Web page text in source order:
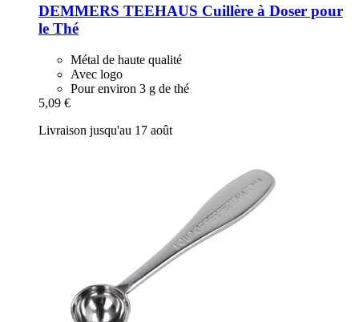
DEMMERS TEEHAUS Cuillère à Doser pour
le Thé
Métal de haute qualité
Avec logo
Pour environ 3 g de thé
5,09 €
Livraison jusqu'au 17 août